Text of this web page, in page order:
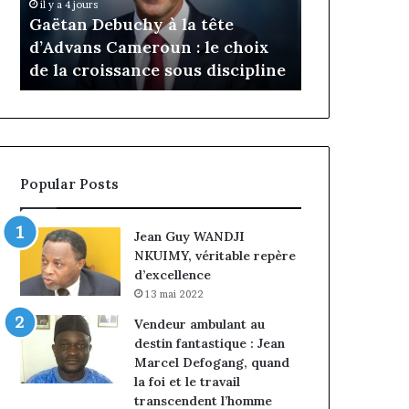
Cameroun
choix
de
sous
il y a 4 jours
Gaëtan Debuchy à la tête
d’Advans Cameroun : le choix
de la croissance sous discipline
client
conquête
des
Popular Posts
Jean Guy WANDJI
NKUIMY, véritable repère
d’excellence
13 mai 2022
Vendeur ambulant au
destin fantastique : Jean
Marcel Defogang, quand
la foi et le travail
transcendent l’homme